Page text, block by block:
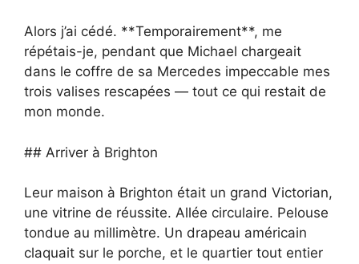
Alors j’ai cédé. **Temporairement**, me
répétais-je, pendant que Michael chargeait
dans le coffre de sa Mercedes impeccable mes
trois valises rescapées — tout ce qui restait de
mon monde.
## Arriver à Brighton
Leur maison à Brighton était un grand Victorian,
une vitrine de réussite. Allée circulaire. Pelouse
tondue au millimètre. Un drapeau américain
claquait sur le porche, et le quartier tout entier